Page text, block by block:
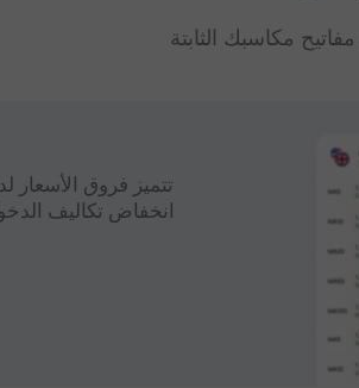
مكاسبك الثابتة
تتميز فروق الأسعار
انخفاض تكاليف